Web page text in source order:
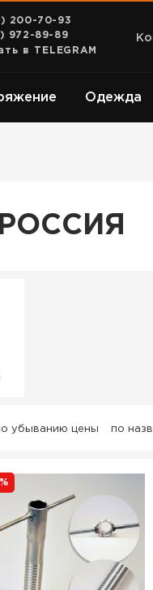
200-70-93
972-89-89
в TELEGRAM
Одежда
РОССИЯ
убыванию цены по